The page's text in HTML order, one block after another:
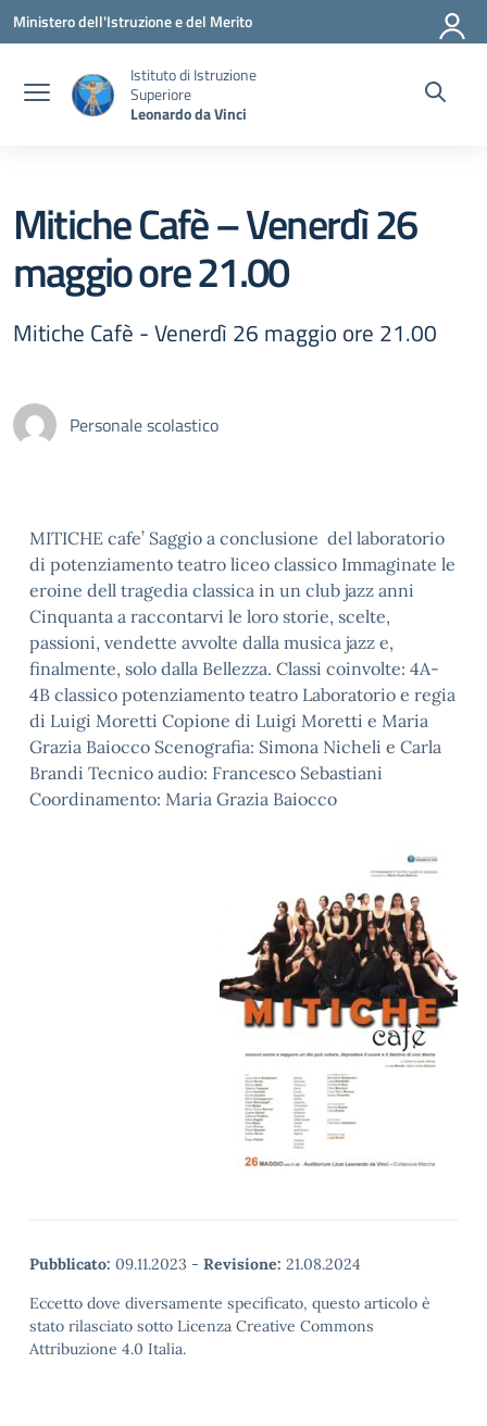
Vai ai contenuti
Vai al menu di navigazione
Vai al footer
Ministero dell'Istruzione e del Merito
Istituto di Istruzione
Superiore
Leonardo da Vinci
Mitiche Cafè – Venerdì 26
maggio ore 21.00
Mitiche Cafè - Venerdì 26 maggio ore 21.00
Personale scolastico
MITICHE cafe’ Saggio a conclusione del laboratorio
di potenziamento teatro liceo classico Immaginate le
eroine dell tragedia classica in un club jazz anni
Cinquanta a raccontarvi le loro storie, scelte,
passioni, vendette avvolte dalla musica jazz e,
finalmente, solo dalla Bellezza. Classi coinvolte: 4A-
4B classico potenziamento teatro Laboratorio e regia
di Luigi Moretti Copione di Luigi Moretti e Maria
Grazia Baiocco Scenografia: Simona Nicheli e Carla
Brandi Tecnico audio: Francesco Sebastiani
Coordinamento: Maria Grazia Baiocco
Pubblicato: 09.11.2023 - Revisione: 21.08.2024
Eccetto dove diversamente specificato, questo articolo è
stato rilasciato sotto Licenza Creative Commons
Attribuzione 4.0 Italia.